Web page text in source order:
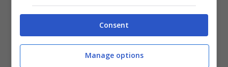
sport, del tessile e della moda, del
catering, degli eventi e del wedding.
Si tratta di un aiuto sicuramente
Consent
Manage options